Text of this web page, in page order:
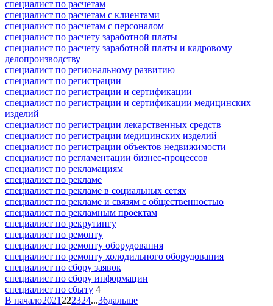
специалист по расчетам
специалист по расчетам с клиентами
специалист по расчетам с персоналом
специалист по расчету заработной платы
специалист по расчету заработной платы и кадровому
делопроизводству
специалист по региональному развитию
специалист по регистрации
специалист по регистрации и сертификации
специалист по регистрации и сертификации медицинских
изделий
специалист по регистрации лекарственных средств
специалист по регистрации медицинских изделий
специалист по регистрации объектов недвижимости
специалист по регламентации бизнес-процессов
специалист по рекламациям
специалист по рекламе
специалист по рекламе в социальных сетях
специалист по рекламе и связям с общественностью
специалист по рекламным проектам
специалист по рекрутингу
специалист по ремонту
специалист по ремонту оборудования
специалист по ремонту холодильного оборудования
специалист по сбору заявок
специалист по сбору информации
специалист по сбыту 4
В начало2021 222324...36дальше